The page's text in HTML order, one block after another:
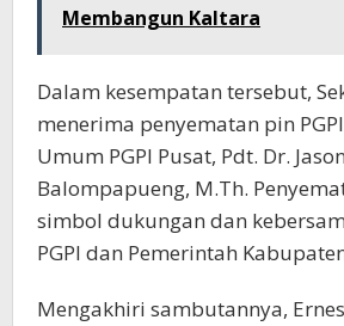
Membangun Kaltara
Dalam kesempatan tersebut,
menerima penyematan pin
Umum PGPI Pusat, Pdt. Dr. Jason
Balompapueng, M.Th.
simbol dukungan dan
PGPI dan Pemerintah
Mengakhiri sambutannya,